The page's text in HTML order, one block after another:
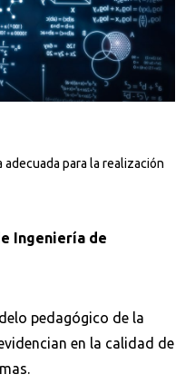
para la realización
Ingeniería de
pedagógico de la
en la calidad de